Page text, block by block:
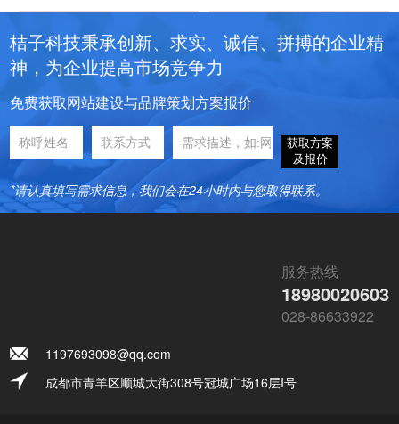
桔子科技秉承创新、求实、诚信、拼搏的企业精
神，为企业提高市场竞争力
免费获取网站建设与品牌策划方案报价
获取方案
及报价
*请认真填写需求信息，我们会在24小时内与您取得联系。
服务热线
18980020603
028-86633922
1197693098@qq.com
成都市青羊区顺城大街308号冠城广场16层I号